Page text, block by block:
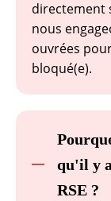
directement
nous
ouvrées
bloqué(e).
qu'il y
RSE ?